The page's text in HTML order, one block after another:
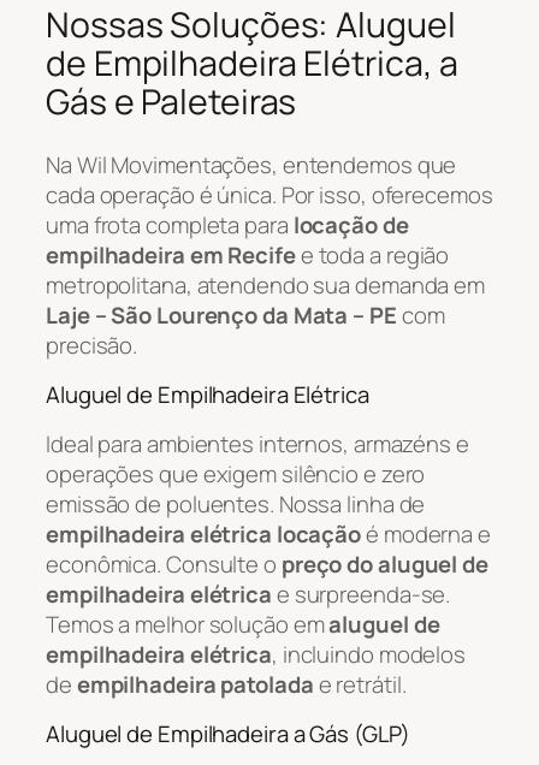
Nossas Soluções: Aluguel
de Empilhadeira Elétrica, a
Gás e Paleteiras
Na Wil Movimentações, entendemos que
cada operação é única. Por isso, oferecemos
uma frota completa para locação de
empilhadeira em Recifee toda a região
metropolitana, atendendo sua demanda em
Laje – São Lourenço da Mata – PEcom
precisão.
Aluguel de Empilhadeira Elétrica
Ideal para ambientes internos, armazéns e
operações que exigem silêncio e zero
emissão de poluentes. Nossa linha de
empilhadeira elétrica locaçãoé moderna e
econômica. Consulte o preço do aluguel de
empilhadeira elétricae surpreenda-se.
Temos a melhor solução emaluguel de
empilhadeira elétrica, incluindo modelos
deempilhadeira patoladae retrátil.
Aluguel de Empilhadeira a Gás (GLP)